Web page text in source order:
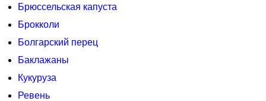
Брюссельская капуста
Брокколи
Болгарский перец
Баклажаны
Кукуруза
Ревень